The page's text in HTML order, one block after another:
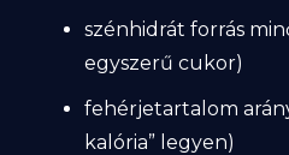
szénhidrát forrás
egyszerű cukor)
fehérjetartalom
kalória” legyen)